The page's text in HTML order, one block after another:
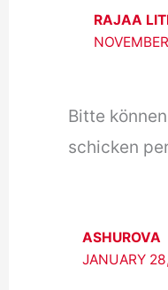
RAJAA
Bitte
schicken
ASHUROVA
JANUARY